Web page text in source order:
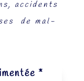
accidents
de mal-
*